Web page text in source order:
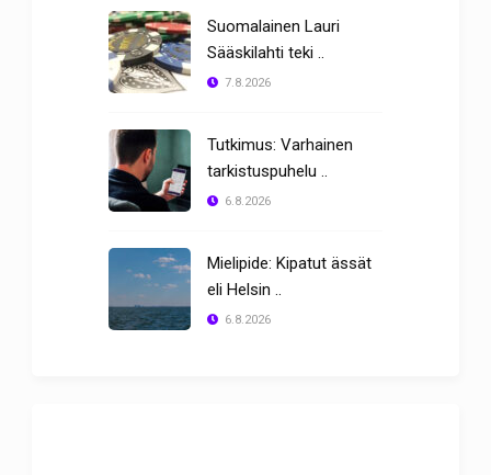
Suomalainen Lauri
Sääskilahti teki ..
7.8.2026
Tutkimus: Varhainen
tarkistuspuhelu ..
6.8.2026
Mielipide: Kipatut ässät
eli Helsin ..
6.8.2026